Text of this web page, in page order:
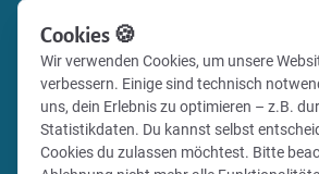
Einnahmen generieren und zugleich
Verkaufe mit Vereinsticket Gutscheine
deines Vereins in deinem eigenen
deinen Fans deines Vereins die
Momente zu verschenken.
Cookies 🍪
Wir verwenden Cookies, um unsere
verbessern. Einige sind technisch
uns, dein Erlebnis zu optimieren – z.B.
Statistikdaten. Du kannst selbst
Cookies du zulassen möchtest. Bitte